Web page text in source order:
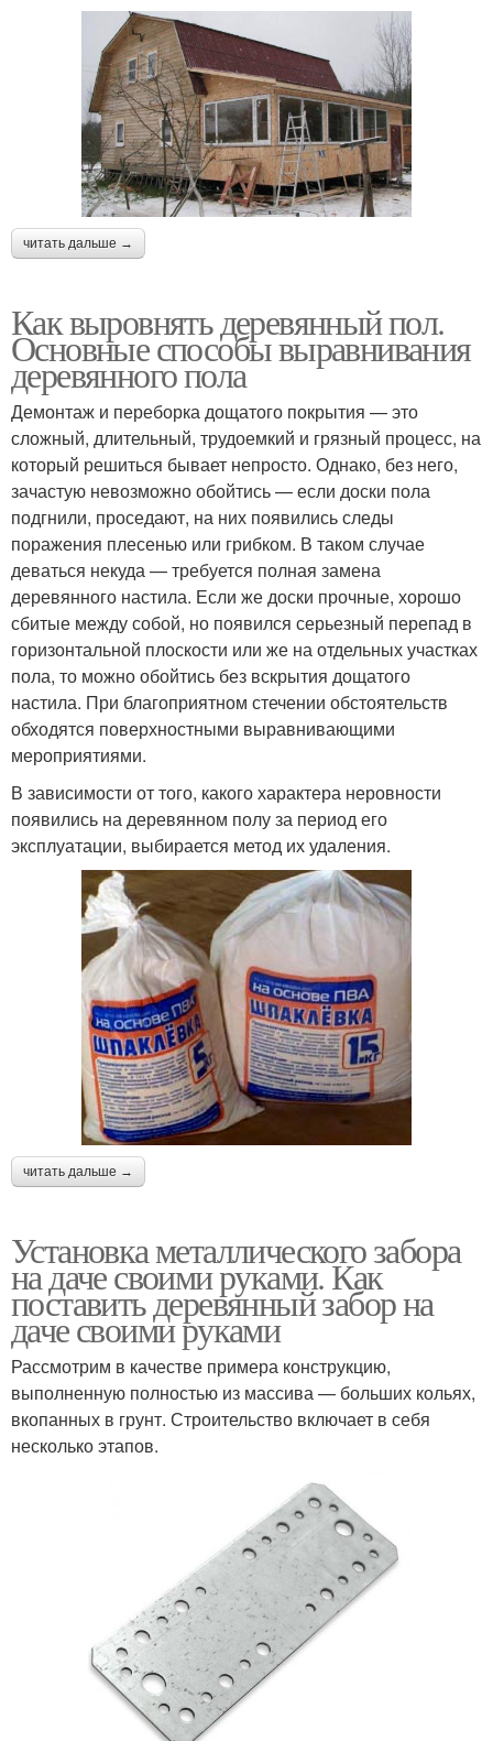
читать дальше →
Как выровнять деревянный пол.
Основные способы выравнивания
деревянного пола
Демонтаж и переборка дощатого покрытия — это
сложный, длительный, трудоемкий и грязный процесс, на
который решиться бывает непросто. Однако, без него,
зачастую невозможно обойтись — если доски пола
подгнили, проседают, на них появились следы
поражения плесенью или грибком. В таком случае
деваться некуда — требуется полная замена
деревянного настила. Если же доски прочные, хорошо
сбитые между собой, но появился серьезный перепад в
горизонтальной плоскости или же на отдельных участках
пола, то можно обойтись без вскрытия дощатого
настила. При благоприятном стечении обстоятельств
обходятся поверхностными выравнивающими
мероприятиями.
В зависимости от того, какого характера неровности
появились на деревянном полу за период его
эксплуатации, выбирается метод их удаления.
читать дальше →
Установка металлического забора
на даче своими руками. Как
поставить деревянный забор на
даче своими руками
Рассмотрим в качестве примера конструкцию,
выполненную полностью из массива — больших кольях,
вкопанных в грунт. Строительство включает в себя
несколько этапов.